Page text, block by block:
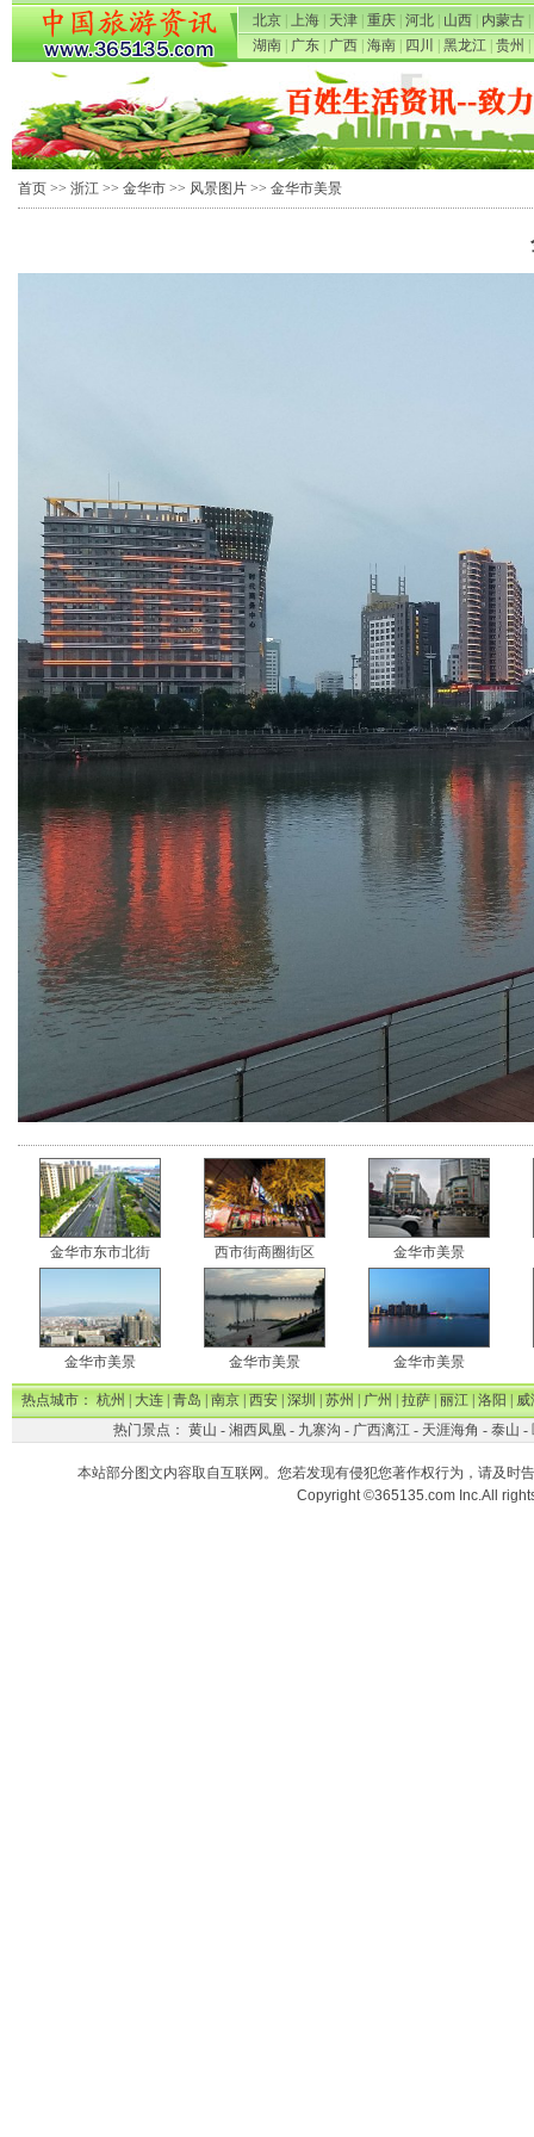
北京 上海 天津 重庆 河北 山西 内蒙古
湖南
广东 广西 海南 四川 黑龙江 贵州
首页 >> 浙江 >> 金华市 >> 风景图片 >> 金华市美景
金华市东市北街 西市街商圈街区 金华市美景
金华市美景 金华市美景 金华市美景
热点城市：杭州|大连|青岛|南京|西安|深圳|苏州|广州|拉萨|丽江|洛阳|威
热门景点： 黄山 - 湘西凤凰- 九寨沟 - 广西漓江- 天涯海角 - 泰山 -
本站部分图文内容取自互联网。您若发现有侵犯您著作权行为，请及时
Copyright ©365135.com Inc.All